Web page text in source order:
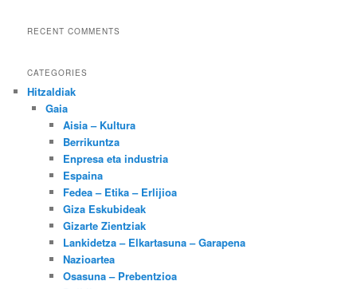
RECENT COMMENTS
CATEGORIES
Hitzaldiak
Gaia
Aisia – Kultura
Berrikuntza
Enpresa eta industria
Espaina
Fedea – Etika – Erlijioa
Giza Eskubideak
Gizarte Zientziak
Lankidetza – Elkartasuna – Garapena
Nazioartea
Osasuna – Prebentzioa